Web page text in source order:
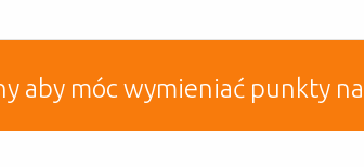
aby móc wymieniać punkty